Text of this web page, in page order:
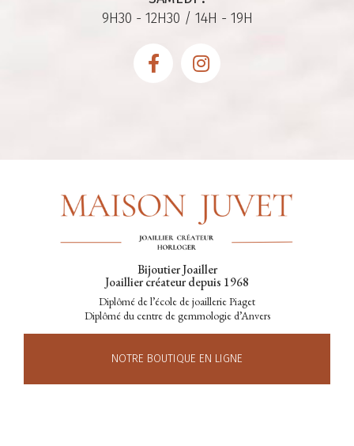
9H30 - 12H30 / 14H - 19H
Bijoutier Joailler
Joaillier créateur depuis 1968
Diplômé de l’école de joaillerie Piaget
Diplômé du centre de gemmologie d’Anvers
NOTRE BOUTIQUE EN LIGNE